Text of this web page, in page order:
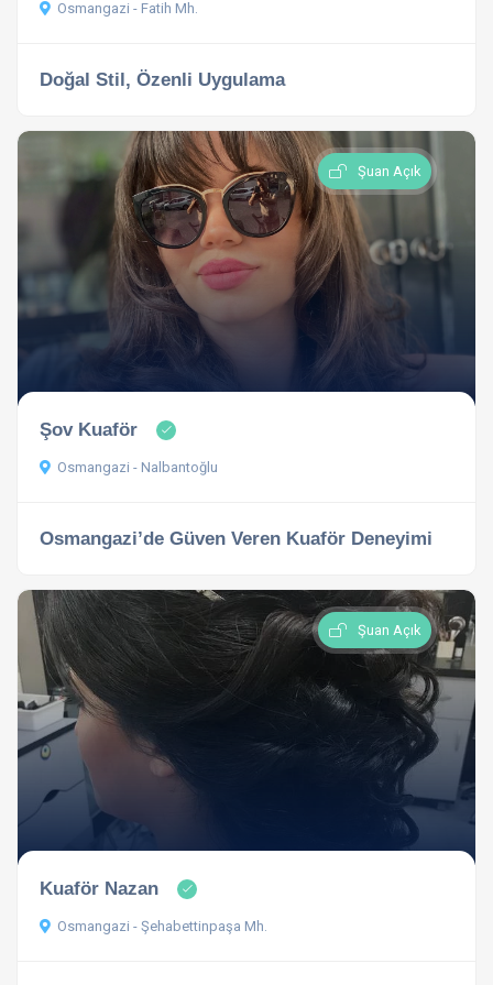
Osmangazi - Fatih Mh.
Doğal Stil, Özenli Uygulama
Şuan Açık
Şov Kuaför
Osmangazi - Nalbantoğlu
Osmangazi’de Güven Veren Kuaför Deneyimi
Şuan Açık
Kuaför Nazan
Osmangazi - Şehabettinpaşa Mh.